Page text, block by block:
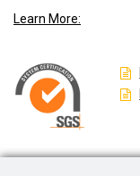
Learn More: